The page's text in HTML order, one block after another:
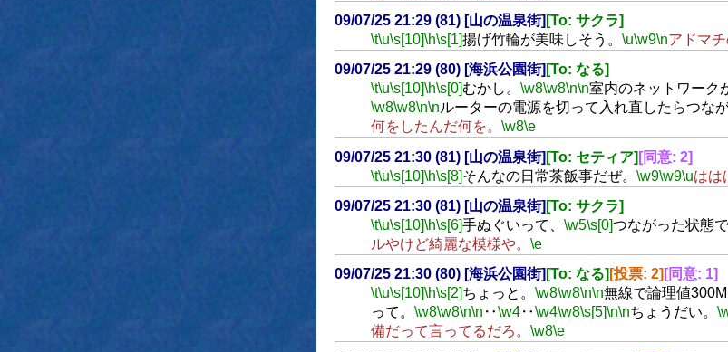
09/07/25 21:29 (81) [山の温泉街] [To: サクラ]
\t\u\s[10]\h\s[1]揚げ竹輪が美味しそう。 \u\w9\nアドマチ
09/07/25 21:29 (80) [海浜公園街] [To: なる]
\t\u\s[10]\h\s[0]むかし。 \w8\w8\n\n室内のネットワーク
\w8\w8\n\nルーターの電源を切って入れ直したらつなが
何をしたんだ何を。 \w8\e
09/07/25 21:30 (81) [山の温泉街] [To: セティア] [同意: 2]
\t\u\s[10]\h\s[8]そんなの日常茶飯事だぜ。 \w9\w9\uはは
09/07/25 21:30 (81) [山の温泉街] [To: サクラ]
\t\u\s[10]\h\s[6]手ぬぐいって、 \w5\s[0]つながった状態
ルやけど綺麗な模様や。 \e
09/07/25 21:30 (80) [海浜公園街] [To: なる] [投票: 2] [同意: 1]
\t\u\s[10]\h\s[2]ちょっと。 \w8\w8\n\n無線で論理値
って。 \w8\w8\n\n ‥\w4‥\w4\w8\s[5]\n\nちょうだい。
備だって言ってるだろ。 \w8\e